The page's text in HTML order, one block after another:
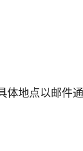
地点以邮件通